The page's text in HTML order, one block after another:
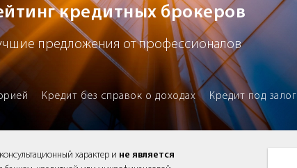
кредитных брокеров
предложения от профессионалов
Кредит без справок о доходах Кредит под залог
характер и не является